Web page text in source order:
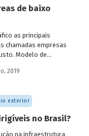
de turistas dos
norte para as praias
de baixo
as principais
chamadas empresas
Modelo de
da Southwest
adaptações
mercado e ambiente
o foco: a busca
custo operacional.
2019
exterior
no Brasil?
na infraestrutura